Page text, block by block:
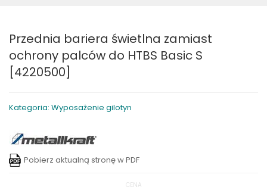
Przednia bariera świetlna zamiast
ochrony palców do HTBS Basic S
[4220500]
Kategoria: Wyposażenie gilotyn
Pobierz aktualną stronę w PDF
CENA